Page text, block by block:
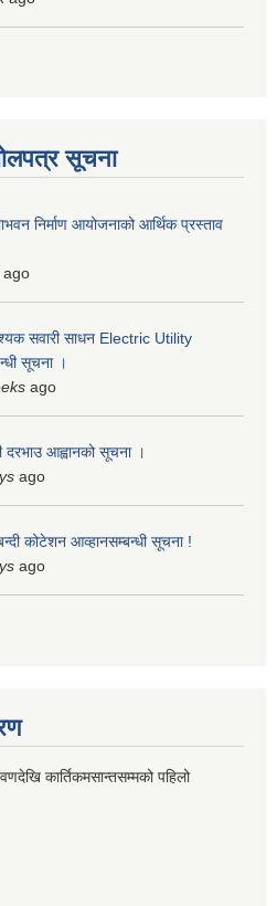
सूचना
निर्माण आयोजनाको आर्थिक प्रस्ताव
ago
सवारी साधन Electric Utility
सूचना ।
ago
दरभाउ आह्वानको सूचना ।
ago
कोटेशन आव्हानसम्बन्धी सूचना !
ago
कार्तिकमसान्तसम्मको पहिलो